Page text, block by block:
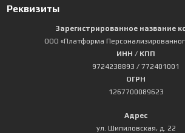
Реквизиты
Зарегистрированное название
ООО «Платформа
ИНН / КПП
9724238893 / 772401001
ОГРН
1267700089623
Адрес
ул. Шипиловская, д. 22